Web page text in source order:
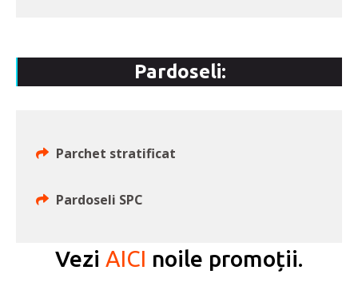
Pardoseli:
Parchet stratificat
Pardoseli SPC
Vezi AICI noile promoții.